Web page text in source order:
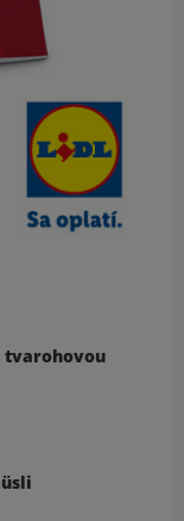
tvarohovou